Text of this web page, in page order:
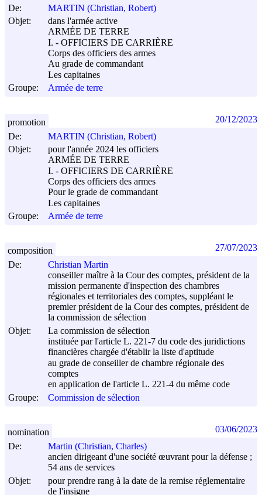
De:
MARTIN (Christian, Robert)
Objet:
dans l'armée active
ARMÉE DE TERRE
I. - OFFICIERS DE CARRIÈRE
Corps des officiers des armes
Au grade de commandant
Les capitaines
Groupe:
Armée de terre
De:
MARTIN (Christian, Robert)
Objet:
pour l'année 2024 les officiers
ARMÉE DE TERRE
I. - OFFICIERS DE CARRIÈRE
Corps des officiers des armes
Pour le grade de commandant
Les capitaines
Groupe:
Armée de terre
promotion 20/12/2023
De:
Christian Martin
conseiller maître à la Cour des comptes, président de la
mission permanente d'inspection des chambres
régionales et territoriales des comptes, suppléant le
premier président de la Cour des comptes, président de
la commission de sélection
Objet:
La commission de sélection
instituée par l'article L. 221-7 du code des juridictions
financières chargée d'établir la liste d'aptitude
au grade de conseiller de chambre régionale des
comptes
en application de l'article L. 221-4 du même code
Groupe:
Commission de sélection
composition 27/07/2023
De:
Martin (Christian, Charles)
ancien dirigeant d'une société œuvrant pour la défense ;
54 ans de services
Objet:
pour prendre rang à la date de la remise réglementaire
de l'insigne
nomination 03/06/2023